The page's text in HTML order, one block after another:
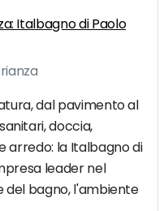
Italbagno di Paolo
dal pavimento al
doccia,
arredo: la Italbagno di
leader nel
bagno, l'ambiente